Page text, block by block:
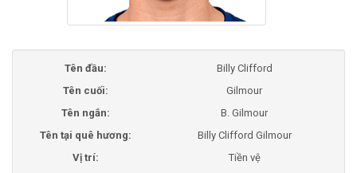
Tên đầu:
Billy Clifford
Tên cuối:
Gilmour
Tên ngắn:
B. Gilmour
Tên tại quê hương:
Billy Clifford Gilmour
Vị trí:
Tiền vệ